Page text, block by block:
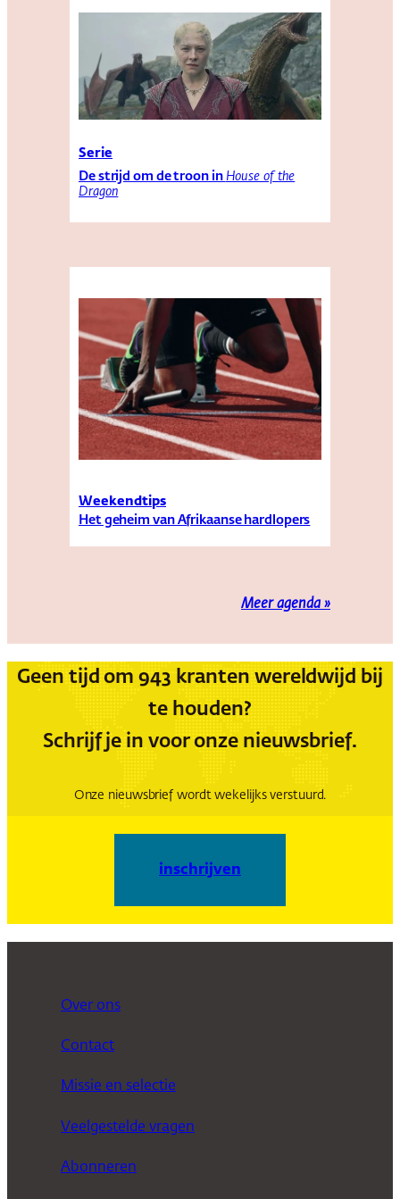
Serie
De strijd om de troon in House of the
Dragon
Weekendtips
Het geheim van Afrikaanse hardlopers
Meer agenda »
Geen tijd om 943 kranten wereldwijd bij
te houden?
Schrijf je in voor onze nieuwsbrief.
Onze nieuwsbrief wordt wekelijks verstuurd.
inschrijven
Over ons
Contact
Missie en selectie
Veelgestelde vragen
Abonneren